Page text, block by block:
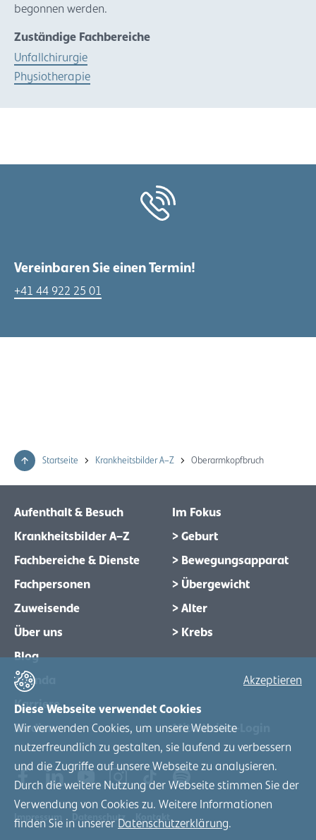
begonnen werden.
Zuständige Fachbereiche
Unfallchirurgie
Physiotherapie
Vereinbaren Sie einen Termin!
+41 44 922 25 01
Diese Webseite verwendet Cookies
Wir verwenden Cookies, um unsere Webseite
nutzerfreundlich zu gestalten, sie laufend zu verbessern
und die Zugriffe auf unsere Webseite zu analysieren.
Durch die weitere Nutzung der Webseite stimmen Sie der
Verwendung von Cookies zu. Weitere Informationen
finden Sie in unserer Datenschutzerklärung.
Akzeptieren
Startseite Krankheitsbilder A–Z Oberarmkopfbruch
Aufenthalt & Besuch
Krankheitsbilder A–Z
Fachbereiche & Dienste
Fachpersonen
Zuweisende
Über uns
Blog
Agenda
Karriere
Medien
Im Fokus
> Geburt
> Bewegungsapparat
> Übergewicht
> Alter
> Krebs
Mitarbeiter-Login
Impressum Datenschutz Kontakt